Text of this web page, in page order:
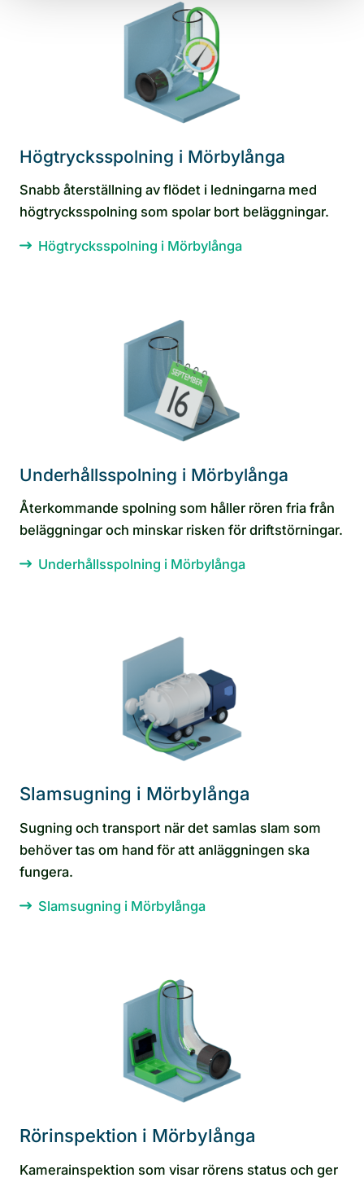
Högtrycksspolning i Mörbylånga
Snabb återställning av flödet i ledningarna med
högtrycksspolning som spolar bort beläggningar.
Högtrycksspolning i Mörbylånga
Underhållsspolning i Mörbylånga
Återkommande spolning som håller rören fria från
beläggningar och minskar risken för driftstörningar.
Underhållsspolning i Mörbylånga
Slamsugning i Mörbylånga
Sugning och transport när det samlas slam som
behöver tas om hand för att anläggningen ska
fungera.
Slamsugning i Mörbylånga
Rörinspektion i Mörbylånga
Kamerainspektion som visar rörens status och ger